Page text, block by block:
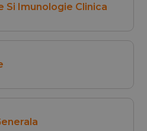
Si Imunologie Clinica